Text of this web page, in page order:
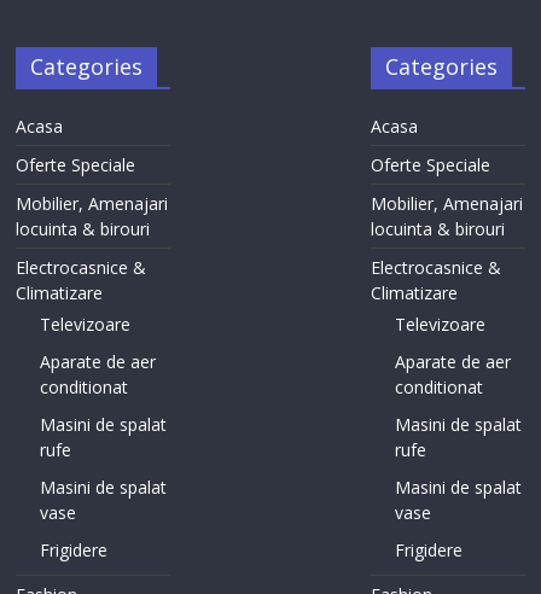
Categories
Acasa
Oferte Speciale
Mobilier, Amenajari
locuinta & birouri
Electrocasnice &
Climatizare
Televizoare
Aparate de aer
conditionat
Masini de spalat
rufe
Masini de spalat
vase
Frigidere
Categories
Acasa
Oferte Speciale
Mobilier, Amenajari
locuinta & birouri
Electrocasnice &
Climatizare
Televizoare
Aparate de aer
conditionat
Masini de spalat
rufe
Masini de spalat
vase
Frigidere